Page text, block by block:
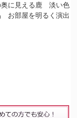
奥に見える鹿 淡い色
お部屋を明るく演出